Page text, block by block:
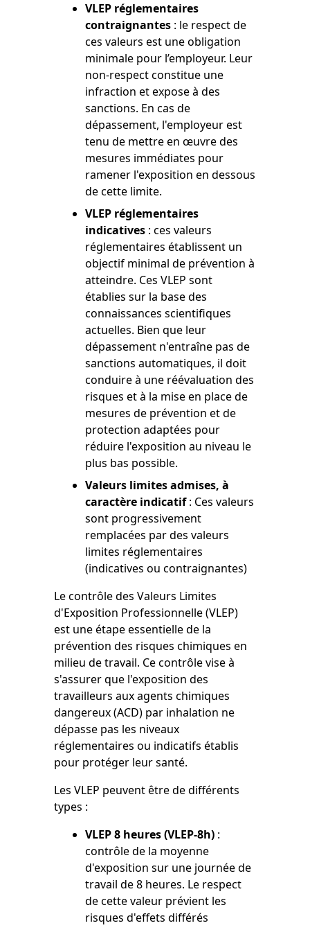
VLEP réglementaires
contraignantes : le respect de
ces valeurs est une obligation
minimale pour l’employeur. Leur
non-respect constitue une
infraction et expose à des
sanctions. En cas de
dépassement, l'employeur est
tenu de mettre en œuvre des
mesures immédiates pour
ramener l'exposition en dessous
de cette limite.
VLEP réglementaires
indicatives : ces valeurs
réglementaires établissent un
objectif minimal de prévention à
atteindre. Ces VLEP sont
établies sur la base des
connaissances scientifiques
actuelles. Bien que leur
dépassement n'entraîne pas de
sanctions automatiques, il doit
conduire à une réévaluation des
risques et à la mise en place de
mesures de prévention et de
protection adaptées pour
réduire l'exposition au niveau le
plus bas possible.
Valeurs limites admises, à
caractère indicatif: Ces valeurs
sont progressivement
remplacées par des valeurs
limites réglementaires
(indicatives ou contraignantes)
Le contrôle des Valeurs Limites
d'Exposition Professionnelle (VLEP)
est une étape essentielle de la
prévention des risques chimiques en
milieu de travail. Ce contrôle vise à
s'assurer que l'exposition des
travailleurs aux agents chimiques
dangereux (ACD) par inhalation ne
dépasse pas les niveaux
réglementaires ou indicatifs établis
pour protéger leur santé.
Les VLEP peuvent être de différents
types :
VLEP 8 heures (VLEP-8h) :
contrôle de la moyenne
d'exposition sur une journée de
travail de 8 heures. Le respect
de cette valeur prévient les
risques d'effets différés